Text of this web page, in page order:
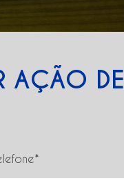
AÇÃO DE